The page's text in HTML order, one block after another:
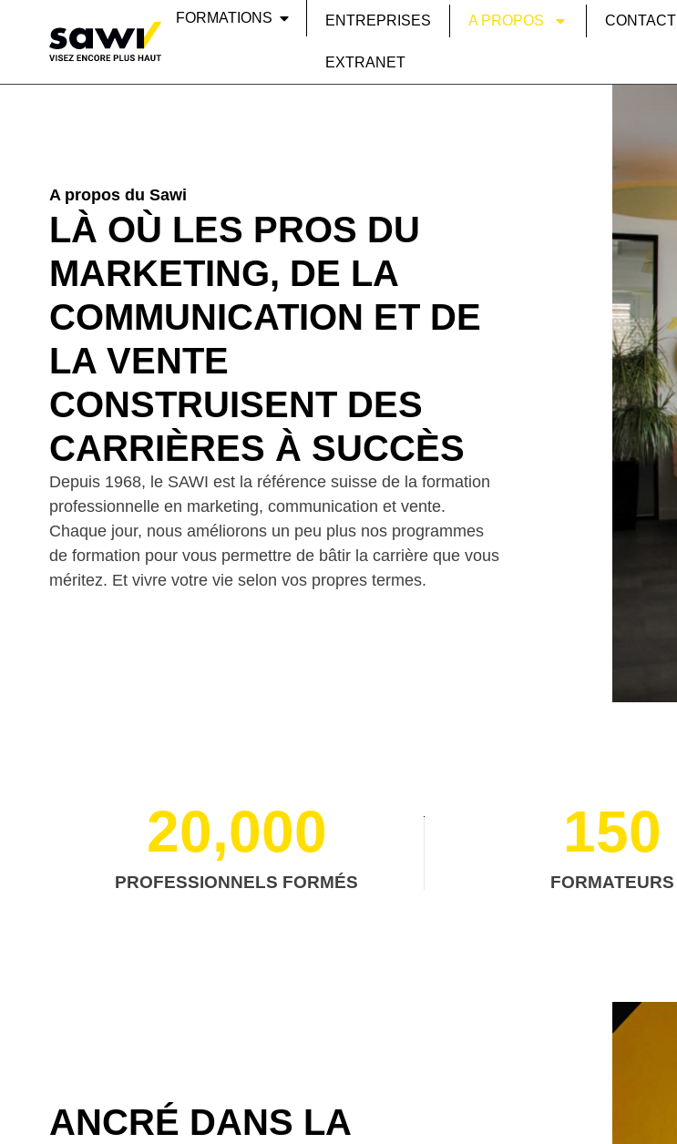
FORMATIONS ENTREPRISES A PROPOS CONTACT
EXTRANET
A propos du Sawi
LÀ OÙ LES PROS DU
MARKETING, DE LA
COMMUNICATION ET DE
LA VENTE
CONSTRUISENT DES
CARRIÈRES À SUCCÈS
Depuis 1968, le SAWI est la référence suisse de la formation
professionnelle en marketing, communication et vente.
Chaque jour, nous améliorons un peu plus nos programmes
de formation pour vous permettre de bâtir la carrière que vous
méritez. Et vivre votre vie selon vos propres termes.
PROFESSIONNELS FORMÉS
20,000
FORMATEURS
150
ANCRÉ DANS LA